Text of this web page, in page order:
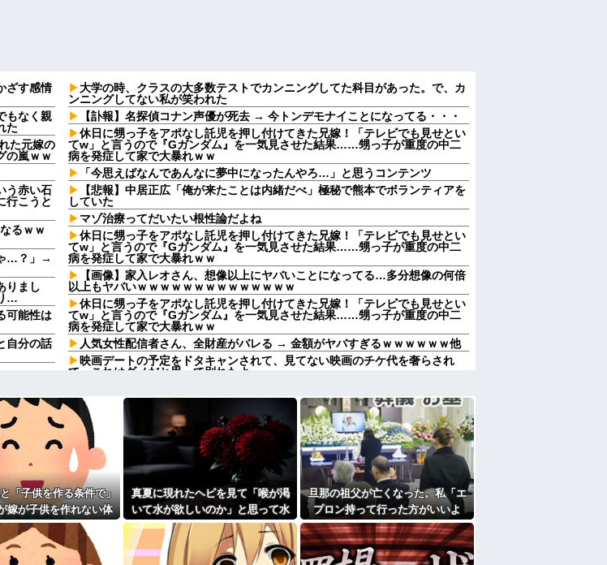
ざす感情
もなく親
た
た元嫁の
の嵐ｗｗ
う赤い石
行こうと
るｗｗ
…？」→
りまし
…
可能性は
自分の話
子が自...
なっち
税すん
いDTな
やがこれ
だ？」嫁
大学の時、クラスの大多数テストでカンニングしてた科目があった。で、カ
ンニングしてない私が笑われた
【訃報】名探偵コナン声優が死去 → 今トンデモナイことになってる・・・
休日に甥っ子をアポなし託児を押し付けてきた兄嫁！「テレビでも見せとい
てw」と言うので『Gガンダム』を一気見させた結果……甥っ子が重度の中二
病を発症して家で大暴れｗｗ
「今思えばなんであんなに夢中になったんやろ…」と思うコンテンツ
【悲報】中居正広「俺が来たことは内緒だべ」極秘で熊本でボランティアを
していた
マゾ治療ってだいたい根性論だよね
休日に甥っ子をアポなし託児を押し付けてきた兄嫁！「テレビでも見せとい
てw」と言うので『Gガンダム』を一気見させた結果……甥っ子が重度の中二
病を発症して家で大暴れｗｗ
【画像】家入レオさん、想像以上にヤバいことになってる…多分想像の何倍
以上もヤバいｗｗｗｗｗｗｗｗｗｗｗｗｗｗ
休日に甥っ子をアポなし託児を押し付けてきた兄嫁！「テレビでも見せとい
てw」と言うので『Gガンダム』を一気見させた結果……甥っ子が重度の中二
病を発症して家で大暴れｗｗ
人気女性配信者さん、全財産がバレる → 金額がヤバすぎるｗｗｗｗｗｗ他
映画デートの予定をドタキャンされて、見てない映画のチケ代を奢らされ
て、これはダメだと思って別れたよ
【あり？なし？】元彼との思い出を、今の彼氏に捨てられた。でも別に彼を
責めるつもりはない。未練あると思われたらイヤだしね。でも無くなってコッ
ソリ泣いてたらその光景を見られて
【画像】思わず保存したくなる「笑える画像・最高な画像」貼っていけｗｗ
ｗｗｗ
【修羅場】不妊と判明した夫、前妻の娘に「実の子じゃない！」と訴えた結
果ｗｗｗｗ
33歳くらいから太ったせいか加齢で＊が緩んだのかチョビッと漏れるように
なった
相手がどんなパイプ持っているかも知れないのに…
高校３年生の女です。家が嫌いすぎて家を出て現在養護施設で暮らしていま
「子供を作る条件で」
嫁が子供を作れない体
ったので離婚へ。
真夏に現れたヘビを見て「喉が渇
いて水が欲しいのか」と思って水
を注いだ。ヘビは夢中で飲んで姿
を消し…
旦那の祖父が亡くなった。私「エ
プロン持って行った方がいいよ
ね」旦那「余計な出費すんな。そ
んなもん買うなら今後一切金を出
さねぇぞ」私「えっ…」